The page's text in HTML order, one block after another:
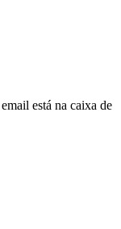
está na caixa de